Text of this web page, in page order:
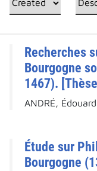
Recherches
Bourgogne
1467).
ANDRÉ,
Étude sur
Bourgogne